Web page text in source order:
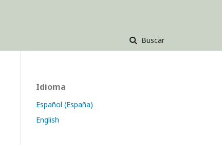
Buscar
Idioma
Español (España)
English